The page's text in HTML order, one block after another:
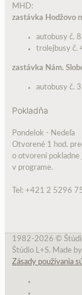
MHD:
zastávka Hodžovo
autobusy č.
trolejbusy č.
zastávka Nám.
autobusy č.
Pokladňa
Pondelok - Nedeľa
Otvorené 1 hod.
o otvorení pokladne
v programe.
Tel: +421 2 5296
1982-2026 ©
Štúdio L+S. Made
Zásady používania